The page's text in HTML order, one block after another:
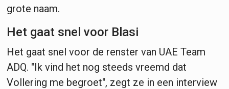
grote naam.
Het gaat snel voor Blasi
Het gaat snel voor de renster van UAE Team
ADQ. "Ik vind het nog steeds vreemd dat
Vollering me begroet", zegt ze in een interview